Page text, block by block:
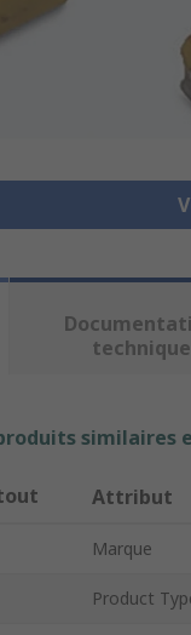
technique
Attribut
Marque
Product